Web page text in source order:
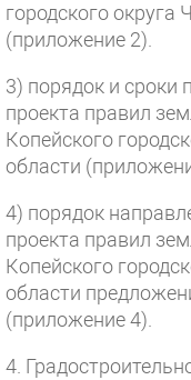
городского округа
(приложение 2).
3) порядок и сроки
проекта правил
Копейского
области
4) порядок
проекта правил
Копейского
области
(приложение 4).
4.